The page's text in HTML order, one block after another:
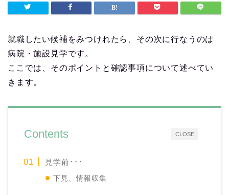
就職したい候補をみつけれたら、その次に行なうのは
病院・施設見学です。
ここでは、そのポイントと確認事項について述べてい
きます。
CLOSE
Contents
見学前･･･
下見、情報収集